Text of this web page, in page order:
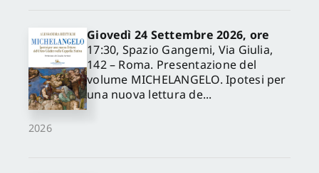
2026
Giovedì 24 Settembre 2026, ore
17:30, Spazio Gangemi, Via Giulia,
142 – Roma. Presentazione del
volume MICHELANGELO. Ipotesi per
una nuova lettura de...